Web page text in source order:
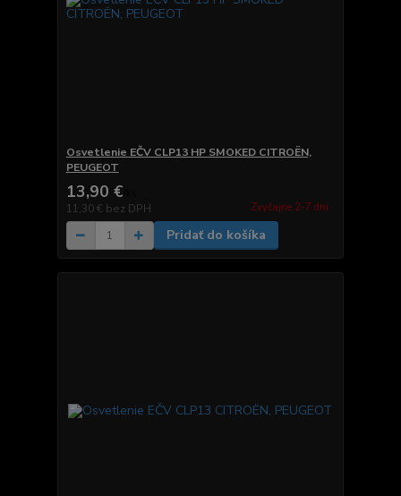
Osvetlenie EČV CLP13 HP SMOKED CITROËN,
PEUGEOT
13,90 €
11,30 € bez DPH Zvyčajne 2-7 dni.
Pridať do košíka